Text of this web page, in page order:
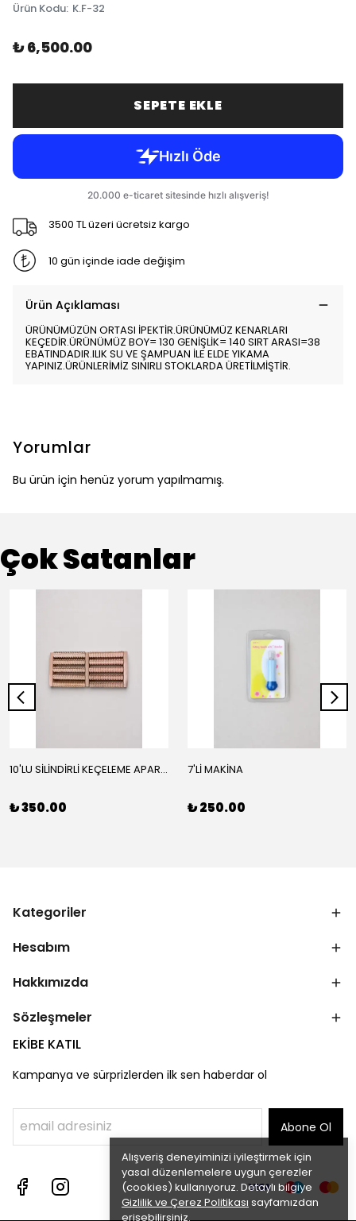
Alışveriş deneyiminizi iyileştirmek için
yasal düzenlemelere uygun çerezler
(cookies) kullanıyoruz. Detaylı bilgiye
Gizlilik ve Çerez Politikası sayfamızdan
erişebilirsiniz.
Ürün Kodu: K.F-32
₺ 6,500.00
SEPETE EKLE
3500 TL üzeri ücretsiz kargo
10 gün içinde iade değişim
Ürün Açıklaması
ÜRÜNÜMÜZÜN ORTASI İPEKTİR.ÜRÜNÜMÜZ KENARLARI
KEÇEDİR.ÜRÜNÜMÜZ BOY= 130 GENİŞLİK= 140 SIRT ARASI=38
EBATINDADIR.ILIK SU VE ŞAMPUAN İLE ELDE YIKAMA
YAPINIZ.ÜRÜNLERİMİZ SINIRLI STOKLARDA ÜRETİLMİŞTİR.
Yorumlar
Bu ürün için henüz yorum yapılmamış.
Çok Satanlar
10'LU SİLİNDİRLİ KEÇELEME APARATI
₺ 350.00
7'Lİ MAKİNA
₺ 250.00
Kategoriler
Hesabım
Hakkımızda
Sözleşmeler
EKİBE KATIL
Kampanya ve sürprizlerden ilk sen haberdar ol
Abone Ol